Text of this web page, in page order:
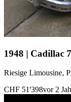
1948 | Cadillac
Riesige Limousine,
CHF 51'398vor 2